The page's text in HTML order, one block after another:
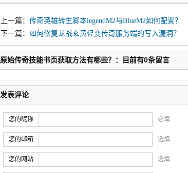
上一篇： 传奇英雄转生脚本legendM2与BlueM2如何配置？
下一篇： 如何修复龙战玄黄轻变传奇服务端的写入漏洞？
原始传奇技能书页获取方法有哪些？：目前有0条留言
发表评论
您的昵称 必填
您的邮箱 选填
您的网站 选填